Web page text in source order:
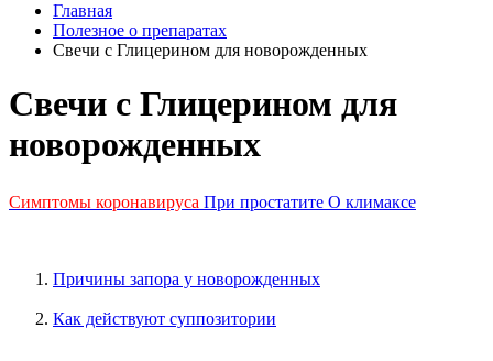
Главная
Полезное о препаратах
Свечи с Глицерином для новорожденных
Свечи с Глицерином для
новорожденных
Симптомы коронавируса При простатите О климаксе
Причины запора у новорожденных
Как действуют суппозитории